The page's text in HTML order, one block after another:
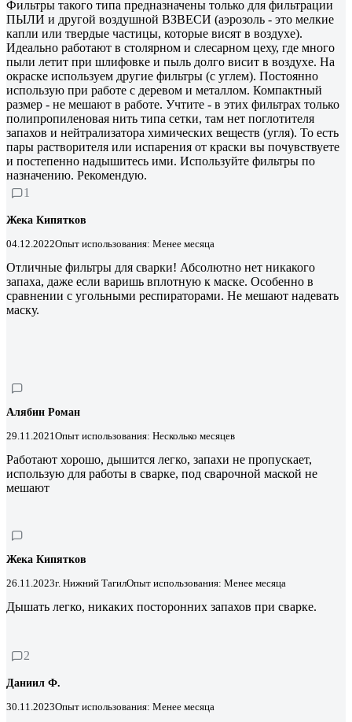
Фильтры такого типа предназначены только для фильтрации
ПЫЛИ и другой воздушной ВЗВЕСИ (аэрозоль - это мелкие
капли или твердые частицы, которые висят в воздухе).
Идеально работают в столярном и слесарном цеху, где много
пыли летит при шлифовке и пыль долго висит в воздухе. На
окраске используем другие фильтры (с углем). Постоянно
использую при работе с деревом и металлом. Компактный
размер - не мешают в работе. Учтите - в этих фильтрах только
полипропиленовая нить типа сетки, там нет поглотителя
запахов и нейтрализатора химических веществ (угля). То есть
пары растворителя или испарения от краски вы почувствуете
и постепенно надышитесь ими. Используйте фильтры по
назначению. Рекомендую.
1
Жека Кипятков
04.12.2022Опыт использования: Менее месяца
Отличные фильтры для сварки! Абсолютно нет никакого
запаха, даже если варишь вплотную к маске. Особенно в
сравнении с угольными респираторами. Не мешают надевать
маску.
Алябин Роман
29.11.2021Опыт использования: Несколько месяцев
Работают хорошо, дышится легко, запахи не пропускает,
использую для работы в сварке, под сварочной маской не
мешают
Жека Кипятков
26.11.2023г. Нижний ТагилОпыт использования: Менее месяца
Дышать легко, никаких посторонних запахов при сварке.
2
Даниил Ф.
30.11.2023Опыт использования: Менее месяца